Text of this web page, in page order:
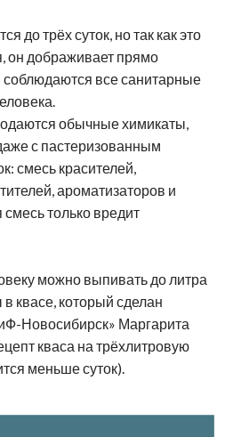
до трёх суток, но так как это
он дображивает прямо
соблюдаются все санитарные
обычные химикаты,
с пастеризованным
смесь красителей,
ароматизаторов и
только вредит
можно выпивать до литра
квасе, который сделан
Новосибирск» Маргарита
кваса на трёхлитровую
меньше суток).